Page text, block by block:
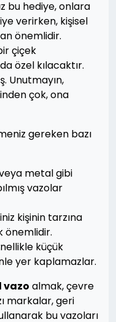
bu hediye, onlara
verirken, kişisel
önemlidir.
çiçek
özel kılacaktır.
Unutmayın,
çok, ona
gereken bazı
metal gibi
vazolar
kişinin tarzına
önemlidir.
küçük
yer kaplamazlar.
vazo almak, çevre
markalar, geri
bu vazoları